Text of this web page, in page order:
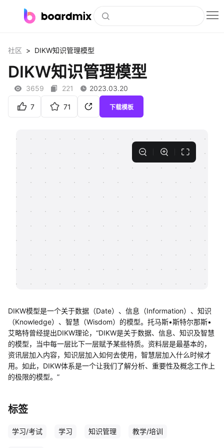
社区资源
下载
私有化部署
客户案例
支持
帮助中心
社区 > DIKW知识管理模型
DIKW知识管理模型
3659 221 2023.03.20
7 71 下载模板
DIKW模型是一个关于数据（Date）、信息（Information）、知识
（Knowledge）、智慧（Wisdom）的模型。托马斯•斯特尔那斯•
艾略特曾经提出DIKW理论，“DIKW是关于数据、信息、知识及智慧
的模型，当中每一层比下一层赋予某些特质。资料层是最基本的，
资讯层加入内容，知识层加入如何去使用，智慧层加入什么时候才
用。如此，DIKW体系是一个让我们了解分析、重要性及概念工作上
的极限的模型。”
标签
学习/考试 学习 知识管理 教学/培训